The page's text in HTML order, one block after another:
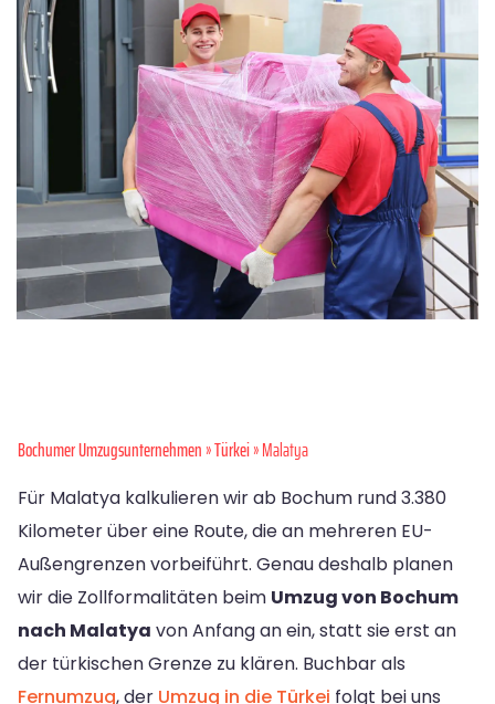
Bochumer Umzugsunternehmen»Türkei» Malatya
Für Malatya kalkulieren wir ab Bochum rund 3.380
Kilometer über eine Route, die an mehreren EU-
Außengrenzen vorbeiführt. Genau deshalb planen
wir die Zollformalitäten beim Umzug von Bochum
nach Malatya von Anfang an ein, statt sie erst an
der türkischen Grenze zu klären. Buchbar als
Fernumzug, der Umzug in die Türkei folgt bei uns